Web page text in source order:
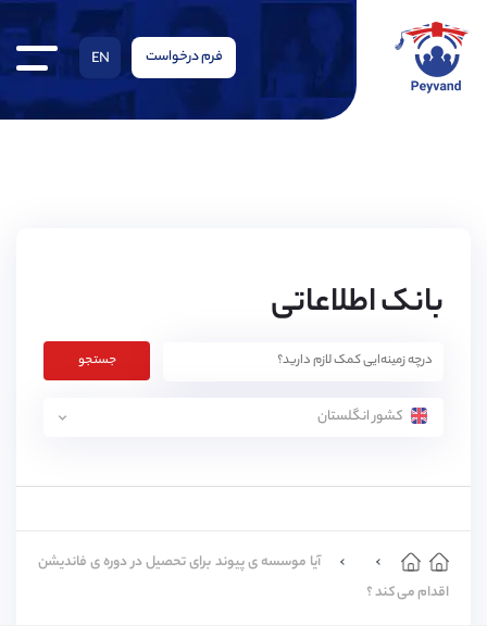
فرم درخواست EN
بانک اطلاعاتی
جستجو
کشور انگلستان
آیا موسسه ی پیوند برای تحصیل در دوره ی فاندیشن
اقدام می کند ؟